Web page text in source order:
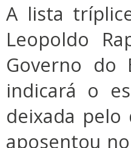
A lista
Leopoldo
Governo do
indicará o
deixada pelo
aposentou